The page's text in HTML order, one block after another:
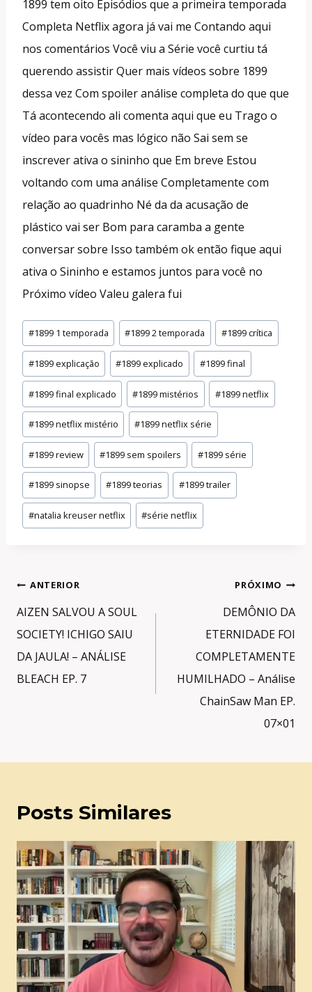
1899 tem oito Episódios que a primeira temporada
Completa Netflix agora já vai me Contando aqui
nos comentários Você viu a Série você curtiu tá
querendo assistir Quer mais vídeos sobre 1899
dessa vez Com spoiler análise completa do que que
Tá acontecendo ali comenta aqui que eu Trago o
vídeo para vocês mas lógico não Sai sem se
inscrever ativa o sininho que Em breve Estou
voltando com uma análise Completamente com
relação ao quadrinho Né da da acusação de
plástico vai ser Bom para caramba a gente
conversar sobre Isso também ok então fique aqui
ativa o Sininho e estamos juntos para você no
Próximo vídeo Valeu galera fui
Tags
do
Post:
#1899 1 temporada #1899 2 temporada #1899 crítica
#1899 explicação #1899 explicado #1899 final
#1899 final explicado #1899 mistérios #1899 netflix
#1899 netflix mistério #1899 netflix série
#1899 review #1899 sem spoilers #1899 série
#1899 sinopse #1899 teorias #1899 trailer
#natalia kreuser netflix #série netflix
Navegação
de
Post
ANTERIOR
AIZEN SALVOU A SOUL
SOCIETY! ICHIGO SAIU
DA JAULA! – ANÁLISE
BLEACH EP. 7
PRÓXIMO
DEMÔNIO DA
ETERNIDADE FOI
COMPLETAMENTE
HUMILHADO – Análise
ChainSaw Man EP.
07×01
Posts Similares